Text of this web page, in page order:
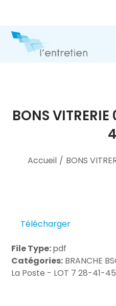
BONS
Accueil / BONS
Télécharger
File Type:pdf
Catégories: BRANCHE
La Poste - LOT 7 28-41-45,